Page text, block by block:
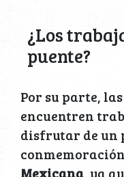
¿Los
puente?
Por su parte,
encuentren
disfrutar de un
Mexicana, ya